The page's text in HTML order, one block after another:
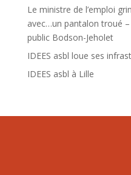
Le ministre de l’emploi
avec…un pantalon troué
public Bodson-Jeholet
IDEES asbl loue ses
IDEES asbl à Lille